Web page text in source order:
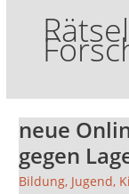
neue
gegen
Bildung, Jugend,
neue
Plattform
für